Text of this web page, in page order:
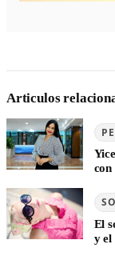
Articulos
El
y el